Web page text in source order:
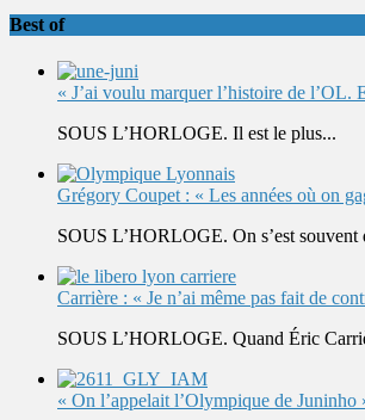
Best of
« J’ai voulu marquer l’histoire de l’OL.
SOUS L’HORLOGE. Il est le plus...
Grégory Coupet : « Les années où on
SOUS L’HORLOGE. On s’est souvent
Carrière : « Je n’ai même pas fait de
SOUS L’HORLOGE. Quand Éric
« On l’appelait l’Olympique de Juninho